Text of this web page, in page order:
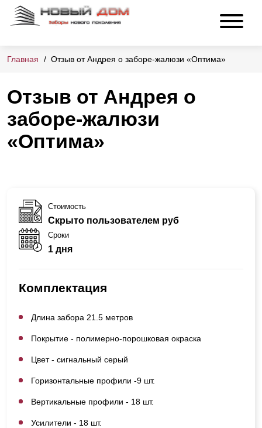
Главная Отзыв от Андрея о заборе-жалюзи «Оптима»
Отзыв от Андрея о
заборе-жалюзи
«Оптима»
Стоимость
Скрыто пользователем руб
Сроки
1 дня
Комплектация
Длина забора 21.5 метров
Покрытие - полимерно-порошковая окраска
Цвет - сигнальный серый
Горизонтальные профили -9 шт.
Вертикальные профили - 18 шт.
Усилители - 18 шт.